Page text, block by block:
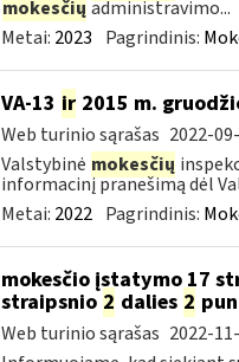
mokesčių administravimo...
Metai: 2023 Pagrindinis:
VA-13 ir2015 m.
Web turinio sąrašas 2022-
Valstybinė mokesčių
informacinį pranešimą dėl
Metai: 2022 Pagrindinis:
mokesčio įstatymo 17
straipsnio 2 dalies 2
Web turinio sąrašas 2022-